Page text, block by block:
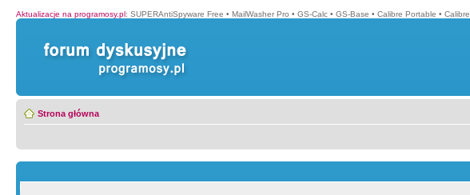
Aktualizacje na programosy.pl: SUPERAntiSpyware Free • MailWasher Pro • GS-Calc • GS-Base • Calibre Portable • Calibre
Strona główna